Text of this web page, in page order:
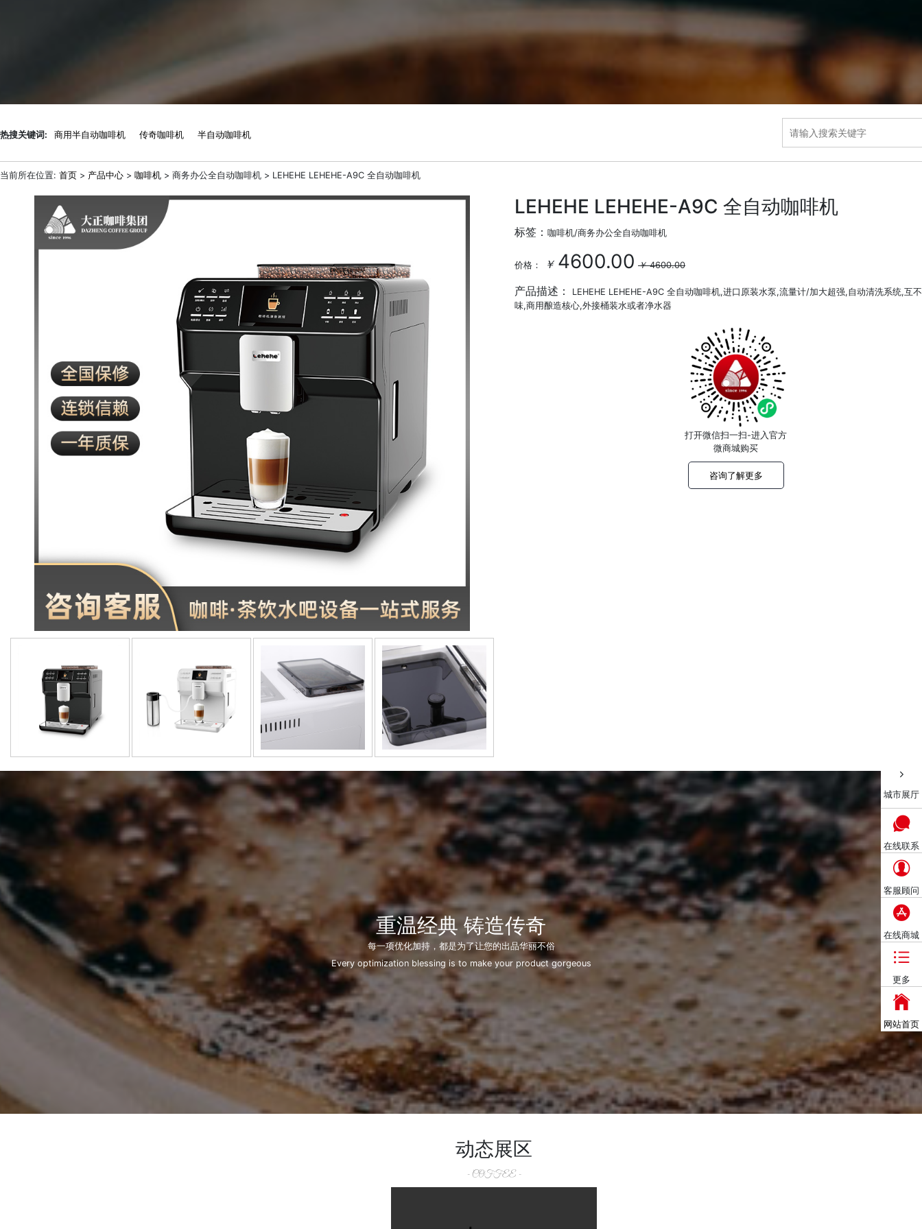
热搜关键词: 商用半自动咖啡机 传奇咖啡机 半自动咖啡机
当前所在位置: 首页 > 产品中心 > 咖啡机 > 商务办公全自动咖啡机 > LEHEHE LEHEHE-A9C 全自动咖啡机
LEHEHE LEHEHE-A9C 全自动咖啡机
标签： 咖啡机/商务办公全自动咖啡机
价格： ￥ 4600.00 ￥ 4600.00
产品描述：
LEHEHE LEHEHE-A9C 全自动咖啡机,进口原装水泵,流量计/加大超强,自动清洗系统,互
味,商用酿造核心,外接桶装水或者净水器
打开微信扫一扫-进入官方
微商城购买
咨询了解更多
重温经典 铸造传奇
每一项优化加持，都是为了让您的出品华丽不俗
Every optimization blessing is to make your product gorgeous
动态展区
- COFFEE -
城市展厅
在线联系
客服顾问
在线商城
更多
网站首页